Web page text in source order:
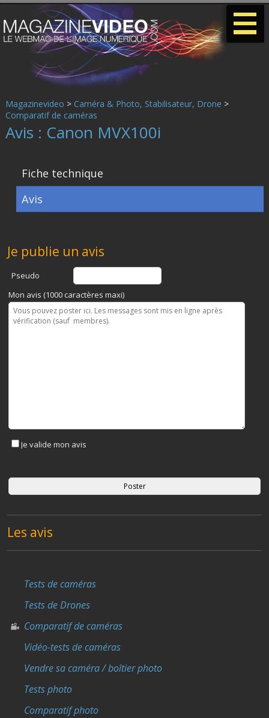
Magazinevideo > Caméra & Photo, Stabilisateur, Drone >
Comparatif de caméras
Avis : Canon MVX100i
Fiche technique
Avis
Je publie un avis
Pseudo
Mon avis (1000 caractères maxi)
Je valide mon avis
Les avis
Tests de caméras
Tests de Drones
Comparatif de caméras
Vidéo-tests de caméras
Vendre sa caméra / boîtier photo
Tests photo
Comparatif photo
-
-
-